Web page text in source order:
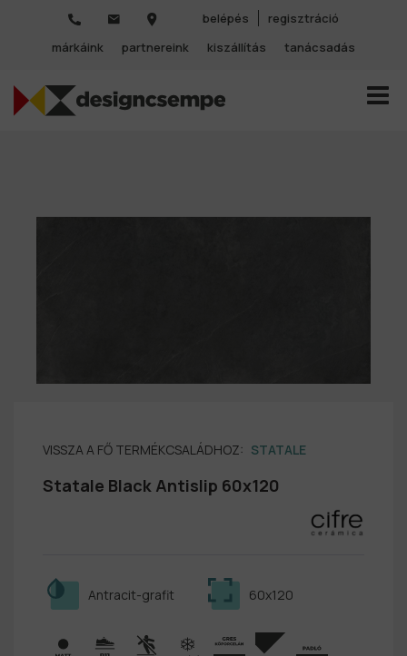
belépés
regisztráció
márkáink
partnereink kiszállítás tanácsadás
VISSZA A FŐ TERMÉKCSALÁDHOZ: STATALE
Statale Black Antislip 60x120
60x120
Antracit-grafit